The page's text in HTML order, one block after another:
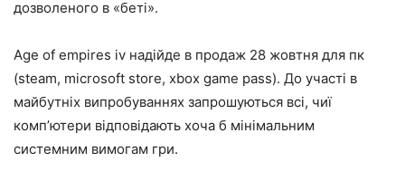
дозволеного в «беті».
Age of empires iv надійде в продаж 28 жовтня для пк
(steam, microsoft store, xbox game pass). До участі в
майбутніх випробуваннях запрошуються всі, чиї
комп’ютери відповідають хоча б мінімальним
системним вимогам гри.